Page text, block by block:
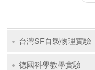
台灣SF自製物理實驗
德國科學教學實驗